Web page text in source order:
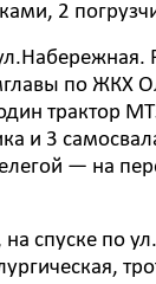
2
по ЖКХ
трактор
и 3
— на
спуске по